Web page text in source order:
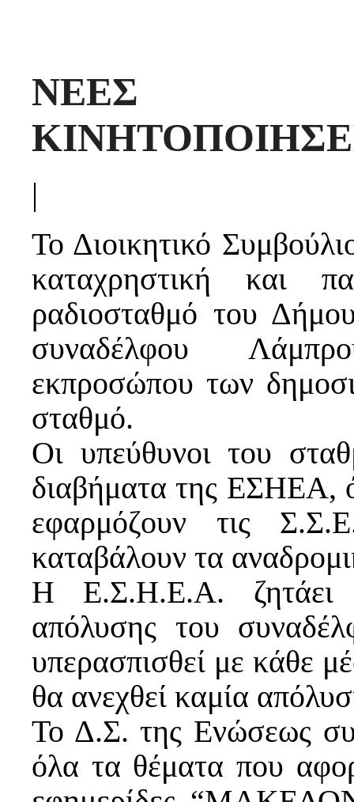
ΝΕΕΣ
|
Το Διοικητικό
καταχρηστική και
ραδιοσταθμό του
συναδέλφου
εκπροσώπου των
σταθμό.
Οι υπεύθυνοι του
διαβήματα της ΕΣΗΕΑ,
εφαρμόζουν τις
καταβάλουν τα
Η Ε.Σ.Η.Ε.Α. ζητάει
απόλυσης του
υπερασπισθεί με κάθε
θα ανεχθεί καμία
Το Δ.Σ. της Ενώσεως
όλα τα θέματα που